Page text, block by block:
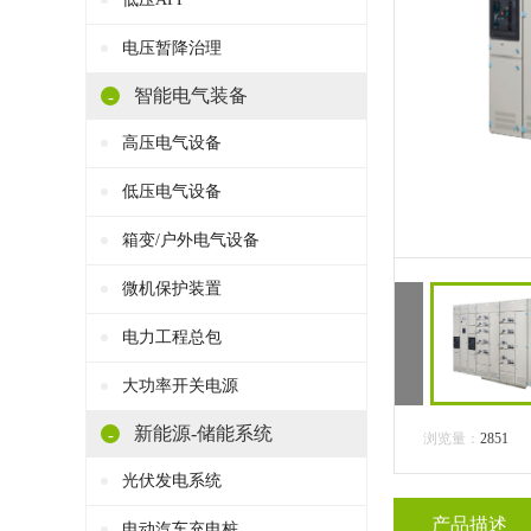
电压暂降治理
- 智能电气装备
高压电气设备
低压电气设备
箱变/户外电气设备
微机保护装置
电力工程总包
大功率开关电源
- 新能源-储能系统
光伏发电系统
浏览量： 2851
产品描述